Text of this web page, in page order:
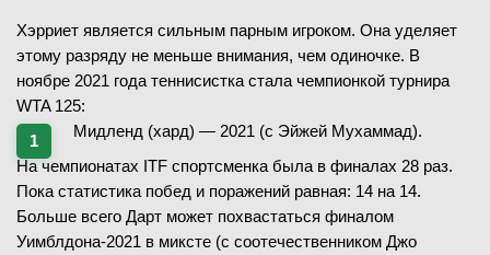
Хэрриет является сильным парным игроком. Она уделяет
этому разряду не меньше внимания, чем одиночке. В
ноябре 2021 года теннисистка стала чемпионкой турнира
WTA 125:
Мидленд (хард) — 2021 (с Эйжей Мухаммад).
На чемпионатах ITF спортсменка была в финалах 28 раз.
Пока статистика побед и поражений равная: 14 на 14.
Больше всего Дарт может похвастаться финалом
Уимблдона-2021 в миксте (с соотечественником Джо